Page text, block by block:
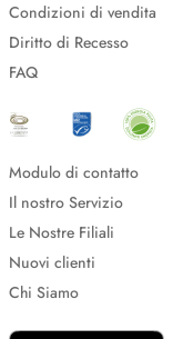
Condizioni di vendita
Diritto di Recesso
FAQ
Modulo di contatto
Il nostro Servizio
Le Nostre Filiali
Nuovi clienti
Chi Siamo